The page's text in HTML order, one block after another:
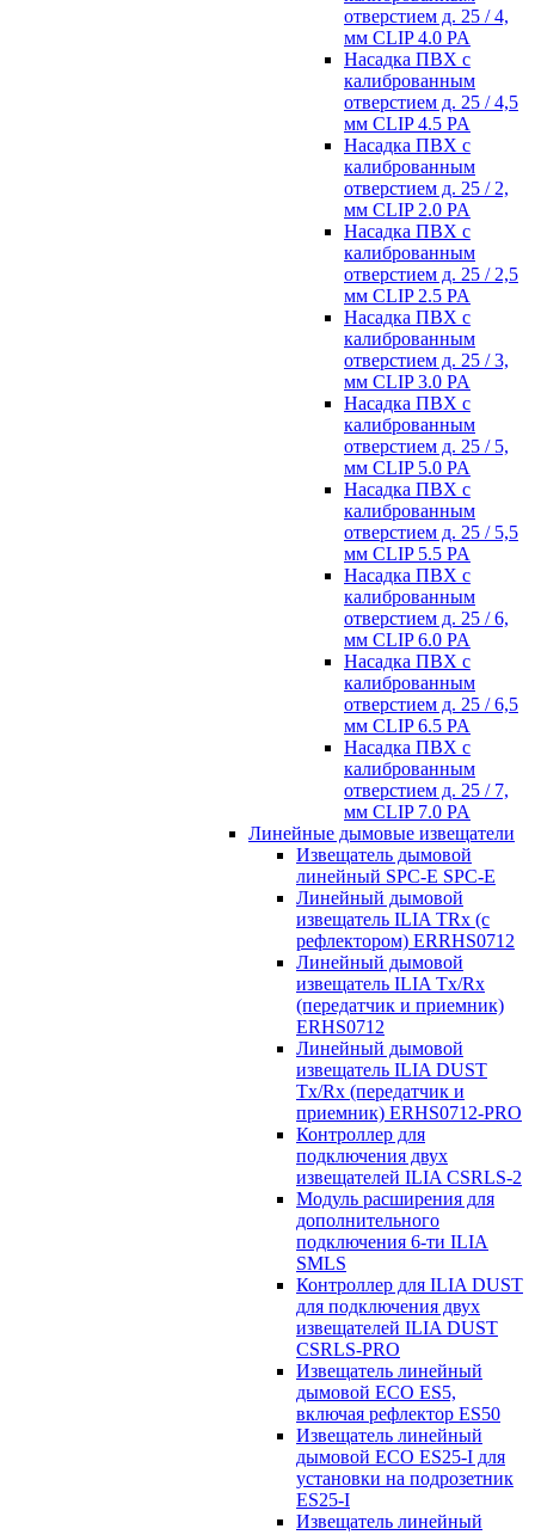
отверстием д. 25 / 4,
мм CLIP 4.0 PA
Насадка ПВХ с
калиброванным
отверстием д. 25 / 4,5
мм CLIP 4.5 PA
Насадка ПВХ с
калиброванным
отверстием д. 25 / 2,
мм CLIP 2.0 PA
Насадка ПВХ с
калиброванным
отверстием д. 25 / 2,5
мм CLIP 2.5 PA
Насадка ПВХ с
калиброванным
отверстием д. 25 / 3,
мм CLIP 3.0 PA
Насадка ПВХ с
калиброванным
отверстием д. 25 / 5,
мм CLIP 5.0 PA
Насадка ПВХ с
калиброванным
отверстием д. 25 / 5,5
мм CLIP 5.5 PA
Насадка ПВХ с
калиброванным
отверстием д. 25 / 6,
мм CLIP 6.0 PA
Насадка ПВХ с
калиброванным
отверстием д. 25 / 6,5
мм CLIP 6.5 PA
Насадка ПВХ с
калиброванным
отверстием д. 25 / 7,
мм CLIP 7.0 PA
Линейные дымовые извещатели
Извещатель дымовой
линейный SPC-E SPC-E
Линейный дымовой
извещатель ILIA TRx (с
рефлектором) ERRHS0712
Линейный дымовой
извещатель ILIA Tx/Rx
(передатчик и приемник)
ERHS0712
Линейный дымовой
извещатель ILIA DUST
Tx/Rx (передатчик и
приемник) ERHS0712-PRO
Контроллер для
подключения двух
извещателей ILIA CSRLS-2
Модуль расширения для
дополнительного
подключения 6-ти ILIA
SMLS
Контроллер для ILIA DUST
для подключения двух
извещателей ILIA DUST
CSRLS-PRO
Извещатель линейный
дымовой ECO ES5,
включая рефлектор ES50
Извещатель линейный
дымовой ECO ES25-I для
установки на подрозетник
ES25-I
Извещатель линейный